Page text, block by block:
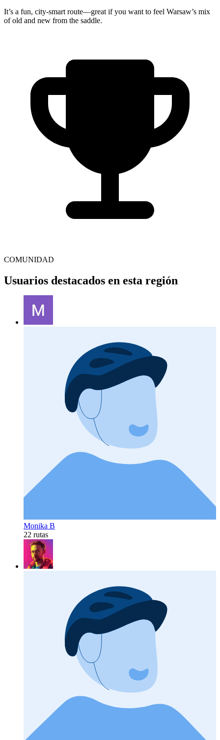
It’s a fun, city-smart route—great if you want to feel Warsaw’s mix
of old and new from the saddle.
COMUNIDAD
Usuarios destacados en esta región
Monika B
22 rutas